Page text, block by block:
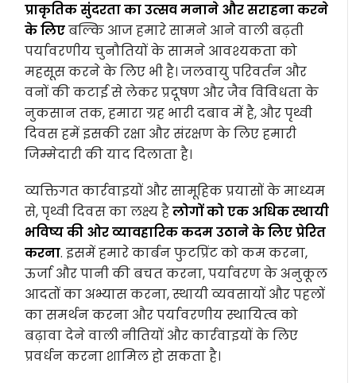
प्राकृतिक सुंदरता का उत्सव मनाने और सराहना करने
के लिएबल्कि आज हमारे सामने आने वाली बढ़ती
पर्यावरणीय चुनौतियों के सामने आवश्यकता को
महसूस करने के लिए भी है। जलवायु परिवर्तन और
वनों की कटाई से लेकर प्रदूषण और जैव विविधता के
नुकसान तक, हमारा ग्रह भारी दबाव में है, और पृथ्वी
दिवस हमें इसकी रक्षा और संरक्षण के लिए हमारी
जिम्मेदारी की याद दिलाता है।
व्यक्तिगत कार्रवाइयों और सामूहिक प्रयासों के माध्यम
से, पृथ्वी दिवस का लक्ष्य हैलोगों को एक अधिक स्थायी
भविष्य की ओर व्यावहारिक कदम उठाने के लिए प्रेरित
करना. इसमें हमारे कार्बन फुटप्रिंट को कम करना,
ऊर्जा और पानी की बचत करना, पर्यावरण के अनुकूल
आदतों का अभ्यास करना, स्थायी व्यवसायों और पहलों
का समर्थन करना और पर्यावरणीय स्थायित्व को
बढ़ावा देने वाली नीतियों और कार्रवाइयों के लिए
प्रवर्धन करना शामिल हो सकता है।